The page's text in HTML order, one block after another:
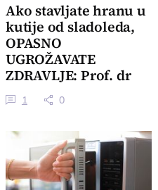
Ako stavljate hranu u
kutije od sladoleda,
OPASNO
UGROŽAVATE
ZDRAVLJE: Prof. dr
Ljubinka Rajaković
upozorava
1 0